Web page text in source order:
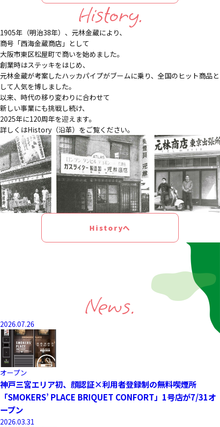
History.
1905年（明治38年）、元林金蔵により、
商号「西海金蔵商店」として
大阪市東区松屋町で商いを始めました。
創業時はステッキをはじめ、
元林金蔵が考案したハッカパイプがブームに乗り、全国のヒット商品と
して人気を博しました。
以来、時代の移り変わりに合わせて
新しい事業にも挑戦し続け、
2025年に120周年を迎えます。
詳しくはHistory（沿革）をご覧ください。
Historyへ
News.
2026.07.26
オープン
神戸三宮エリア初、顔認証×利用者登録制の無料喫煙所
「SMOKERS’ PLACE BRIQUET CONFORT」1号店が7/31オ
ープン
2026.03.31